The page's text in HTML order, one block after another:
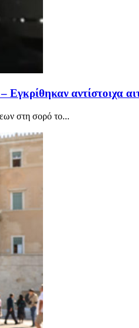
Εγκρίθηκαν αντίστοιχα
στη σορό το...